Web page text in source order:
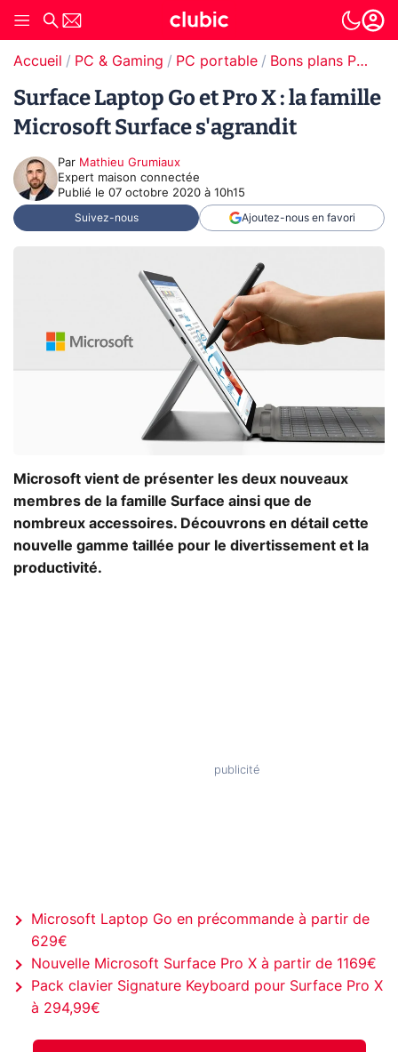
Accueil PC & Gaming PC portable Bons plans PC portable
Surface Laptop Go et Pro X : la famille
Microsoft Surface s'agrandit
Par Mathieu Grumiaux
Expert maison connectée
Publié le 07 octobre 2020 à 10h15
Suivez-nous Ajoutez-nous en favori
Microsoft vient de présenter les deux nouveaux
membres de la famille Surface ainsi que de
nombreux accessoires. Découvrons en détail cette
nouvelle gamme taillée pour le divertissement et la
productivité.
Microsoft Laptop Go en précommande à partir de
629€
Nouvelle Microsoft Surface Pro X à partir de 1169€
Pack clavier Signature Keyboard pour Surface Pro X
à 294,99€